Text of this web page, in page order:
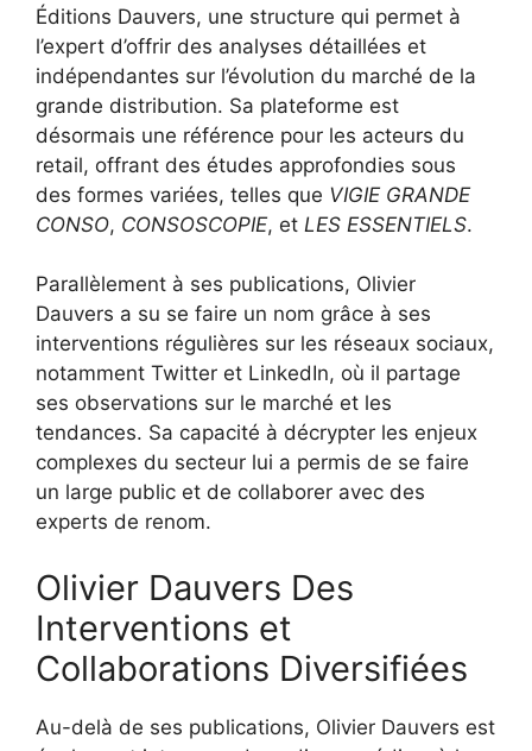
Éditions Dauvers, une structure qui permet à
l’expert d’offrir des analyses détaillées et
indépendantes sur l’évolution du marché de la
grande distribution. Sa plateforme est
désormais une référence pour les acteurs du
retail, offrant des études approfondies sous
des formes variées, telles que VIGIE GRANDE
CONSO, CONSOSCOPIE, et LES ESSENTIELS.
Parallèlement à ses publications, Olivier
Dauvers a su se faire un nom grâce à ses
interventions régulières sur les réseaux sociaux,
notamment Twitter et LinkedIn, où il partage
ses observations sur le marché et les
tendances. Sa capacité à décrypter les enjeux
complexes du secteur lui a permis de se faire
un large public et de collaborer avec des
experts de renom.
Olivier Dauvers Des
Interventions et
Collaborations Diversifiées
Au-delà de ses publications, Olivier Dauvers est